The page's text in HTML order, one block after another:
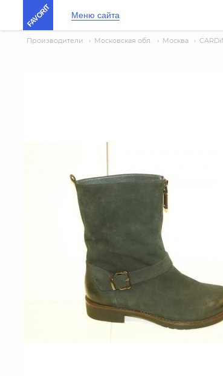
FAVORIT Меню сайта
Производители › Московская обл. › Москва ›